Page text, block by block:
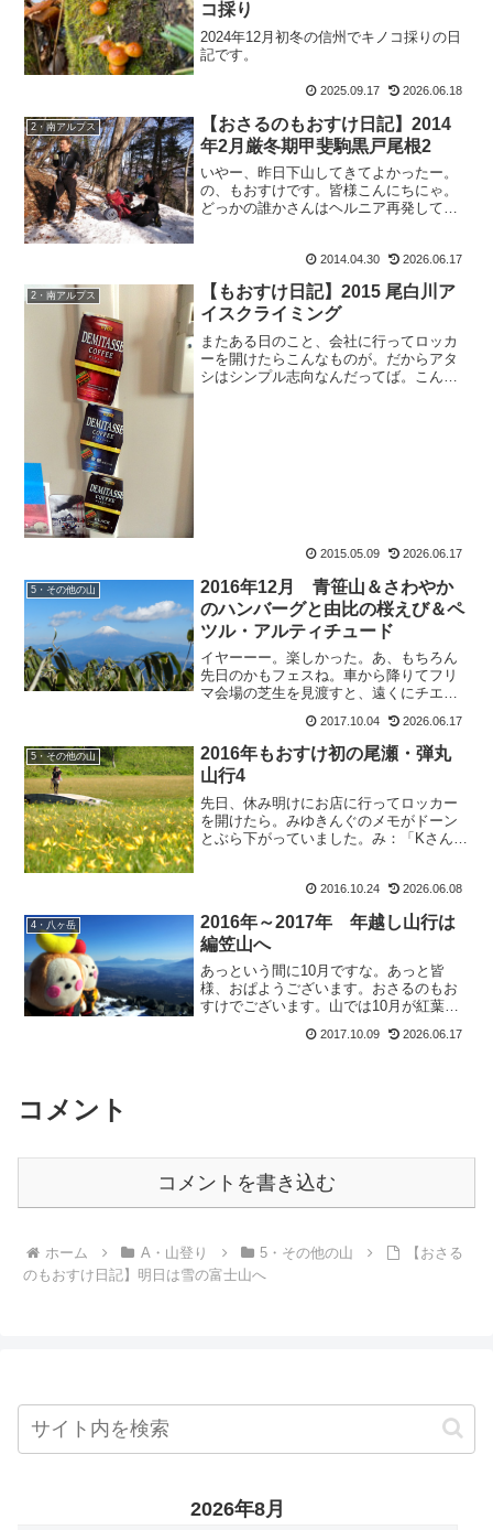
コ採り
2024年12月初冬の信州でキノコ採りの日
記です。
2025.09.17 2026.06.18
2・南アルプス
【おさるのもおすけ日記】2014
年2月厳冬期甲斐駒黒戸尾根2
いやー、昨日下山してきてよかったー。
の、もおすけです。皆様こんにちにゃ。
どっかの誰かさんはヘルニア再発して一
んは爺ヶ岳と言っておきながら蓋を開け
たらツバクロだったりで。...
2014.04.30 2026.06.17
2・南アルプス
【もおすけ日記】2015 尾白川ア
イスクライミング
またある日のこと、会社に行ってロッカ
ーを開けたらこんなものが。だからアタ
シはシンプル志向なんだってば。こんな
2015.05.09 2026.06.17
5・その他の山
2016年12月 青笹山＆さわやか
のハンバーグと由比の桜えび＆ペ
ツル・アルティチュード
イヤーーー。楽しかった。あ、もちろん
先日のかもフェスね。車から降りてフリ
マ会場の芝生を見渡すと、遠くにチエゾ
て駆け寄ってしゃべった後、しばらくし
て気がついたイデゾウの存在。入口付近
に居たらしい。イ：「僕は...
2017.10.04 2026.06.17
5・その他の山
2016年もおすけ初の尾瀬・弾丸
山行4
先日、休み明けにお店に行ってロッカー
を開けたら。みゆきんぐのメモがドーン
とぶら下がっていました。み：「Kさんと
うで、福井からお越しでしたよ。」ま
2016.10.24 2026.06.08
4・八ヶ岳
2016年～2017年 年越し山行は
編笠山へ
あっという間に10月ですな。あっと皆
様、おぱようございます。おさるのもお
すけでございます。山では10月が紅葉、
て11月は氷＆薄雪で一番登りにくい季節
2017.10.09 2026.06.17
コメント
コメントを書き込む
ホーム A・山登り 5・その他の山
【おさる
のもおすけ日記】明日は雪の富士山へ
2026年8月